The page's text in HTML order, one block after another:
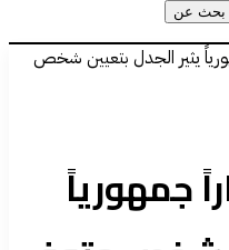
بحث عن
يثير الجدل بتعيين شخص
جمهورياً